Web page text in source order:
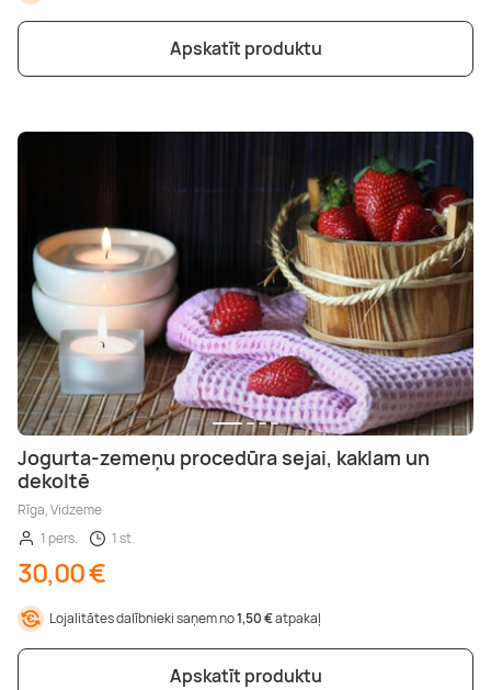
Apskatīt produktu
Jogurta-zemeņu procedūra sejai, kaklam un
dekoltē
Rīga, Vidzeme
1 pers.
1 st.
30,00 €
Lojalitātes dalībnieki saņem no1,50 €atpakaļ
Apskatīt produktu